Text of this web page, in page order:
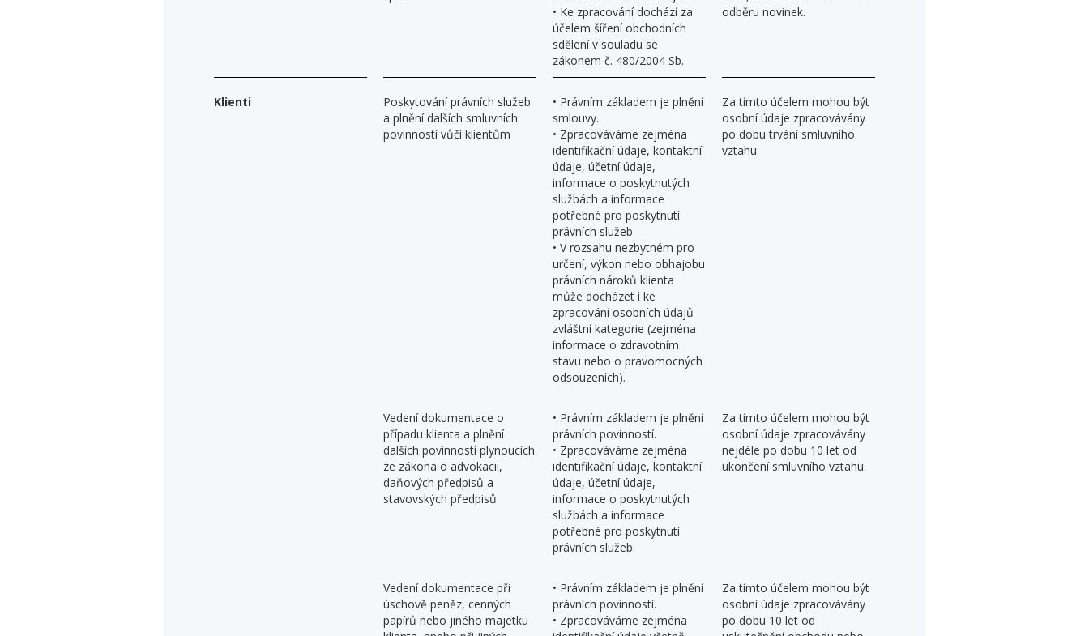
• Ke zpracování dochází za
účelem šíření obchodních
sdělení v souladu se
zákonem č. 480/2004 Sb.
odběru novinek.
Klienti
Poskytování právních služeb
a plnění dalších smluvních
povinností vůči klientům
• Právním základem je plnění
smlouvy.
• Zpracováváme zejména
identifikační údaje, kontaktní
údaje, účetní údaje,
informace o poskytnutých
službách a informace
potřebné pro poskytnutí
právních služeb.
• V rozsahu nezbytném pro
určení, výkon nebo obhajobu
právních nároků klienta
může docházet i ke
zpracování osobních údajů
zvláštní kategorie (zejména
informace o zdravotním
stavu nebo o pravomocných
odsouzeních).
Za tímto účelem mohou být
osobní údaje zpracovávány
po dobu trvání smluvního
vztahu.
Vedení dokumentace o
případu klienta a plnění
dalších povinností plynoucích
ze zákona o advokacii,
daňových předpisů a
stavovských předpisů
• Právním základem je plnění
právních povinností.
• Zpracováváme zejména
identifikační údaje, kontaktní
údaje, účetní údaje,
informace o poskytnutých
službách a informace
potřebné pro poskytnutí
právních služeb.
Za tímto účelem mohou být
osobní údaje zpracovávány
nejdéle po dobu 10 let od
ukončení smluvního vztahu.
Vedení dokumentace při
úschově peněz, cenných
papírů nebo jiného majetku
• Právním základem je plnění
právních povinností.
• Zpracováváme zejména
Za tímto účelem mohou být
osobní údaje zpracovávány
po dobu 10 let od